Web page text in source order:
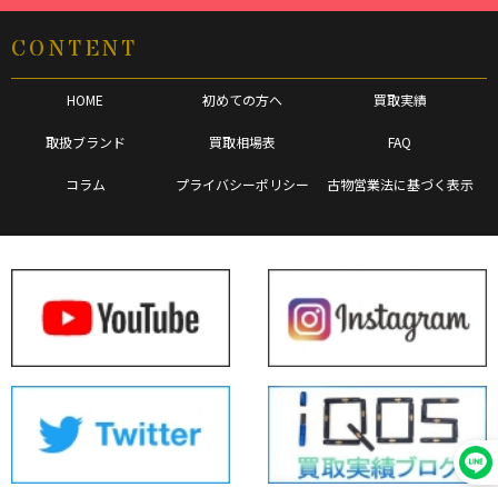
CONTENT
HOME 初めての方へ 買取実績
取扱ブランド 買取相場表 FAQ
コラム プライバシーポリシー 古物営業法に基づく表示